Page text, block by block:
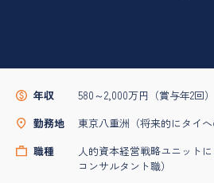
年収
580～2,000万円（賞与年2回）
勤務地
東京八重洲（将来的にタイへ
職種
人的資本経営戦略ユニット
コンサルタント職）